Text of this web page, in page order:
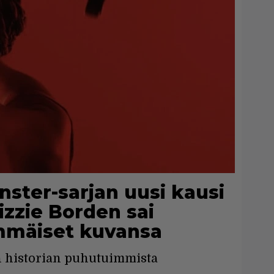
sarjan uusi kausi
Borden sai
kuvansa
historian puhutuimmista